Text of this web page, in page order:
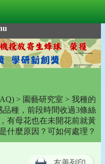
> 園藝研究室 > 我種的
種，前段時間收過3條絲
有母花也在未開花前就黃
什麼原因？可如何處理？